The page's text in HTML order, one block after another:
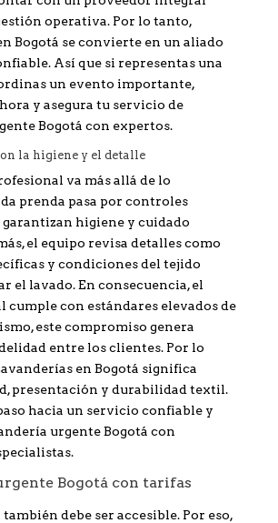
operativa. Por lo tanto,
Bogotá se convierte en un aliado
Así que si representas una
un evento importante,
y asegura tu servicio de
Bogotá con expertos.
la higiene y el detalle
va más allá de lo
prenda pasa por controles
garantizan higiene y cuidado
el equipo revisa detalles como
y condiciones del tejido
el lavado. En consecuencia, el
cumple con estándares elevados de
este compromiso genera
entre los clientes. Por lo
en Bogotá significa
presentación y durabilidad textil.
hacia un servicio confiable y
urgente Bogotá con
Bogotá con tarifas
debe ser accesible. Por eso,